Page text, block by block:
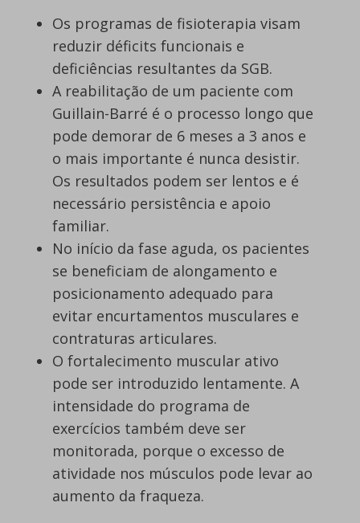
Os programas de fisioterapia visam
reduzir déficits funcionais e
deficiências resultantes da SGB.
A reabilitação de um paciente com
Guillain-Barré é o processo longo que
pode demorar de 6 meses a 3 anos e
o mais importante é nunca desistir.
Os resultados podem ser lentos e é
necessário persistência e apoio
familiar.
No início da fase aguda, os pacientes
se beneficiam de alongamento e
posicionamento adequado para
evitar encurtamentos musculares e
contraturas articulares.
O fortalecimento muscular ativo
pode ser introduzido lentamente. A
intensidade do programa de
exercícios também deve ser
monitorada, porque o excesso de
atividade nos músculos pode levar ao
aumento da fraqueza.